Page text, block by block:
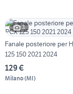
3
Fanale posteriore per
125 150 2021 2024
129 €
Milano(MI)